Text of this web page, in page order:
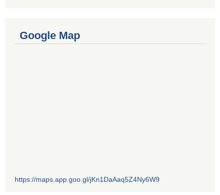
Google Map
https://maps.app.goo.gl/jKn1DaAaq5Z4Ny6W9